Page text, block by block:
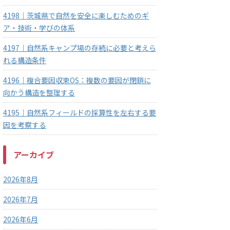
4198｜茨城県で自然を安全に楽しむためのギ
ア・技術・学びの体系
4197｜自然系キャンプ場の存続に必要と考えら
れる構造条件
4196｜複合要因収束OS：複数の要因が閉鎖に
向かう構造を整理する
4195｜自然系フィールドの採算性を左右する要
因を考察する
アーカイブ
2026年8月
2026年7月
2026年6月